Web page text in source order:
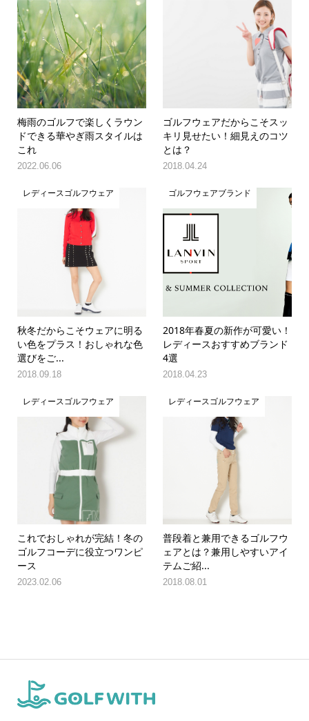
梅雨のゴルフで楽しくラウン
ドできる華やぎ雨スタイルは
これ
2022.06.06
ゴルフウェアだからこそスッ
キリ見せたい！細見えのコツ
とは？
2018.04.24
レディースゴルフウェア
秋冬だからこそウェアに明る
い色をプラス！おしゃれな色
選びをご...
2018.09.18
ゴルフウェアブランド
2018年春夏の新作が可愛い！
レディースおすすめブランド
4選
2018.04.23
レディースゴルフウェア
これでおしゃれが完結！冬の
ゴルフコーデに役立つワンピ
ース
2023.02.06
レディースゴルフウェア
普段着と兼用できるゴルフウ
ェアとは？兼用しやすいアイ
テムご紹...
2018.08.01